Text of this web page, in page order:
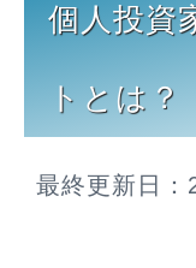
個人投資
トとは？
最終更新日：